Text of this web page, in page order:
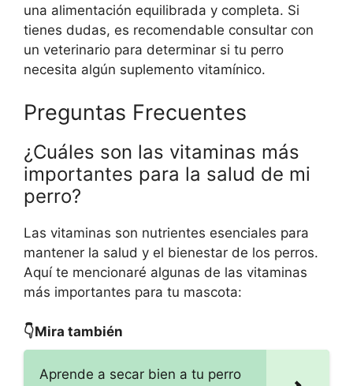
una alimentación equilibrada y completa. Si
tienes dudas, es recomendable consultar con
un veterinario para determinar si tu perro
necesita algún suplemento vitamínico.
Preguntas Frecuentes
¿Cuáles son las vitaminas más
importantes para la salud de mi
perro?
Las vitaminas son nutrientes esenciales para
mantener la salud y el bienestar de los perros.
Aquí te mencionaré algunas de las vitaminas
más importantes para tu mascota:
👇Mira también
Aprende a secar bien a tu perro